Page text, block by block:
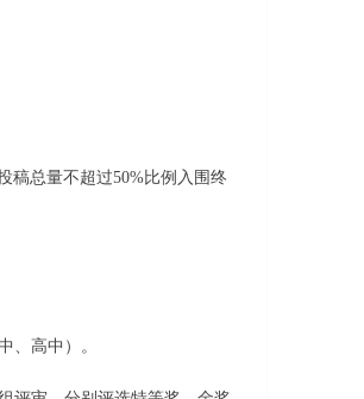
总量不超过50%比例入围终
、高中）。